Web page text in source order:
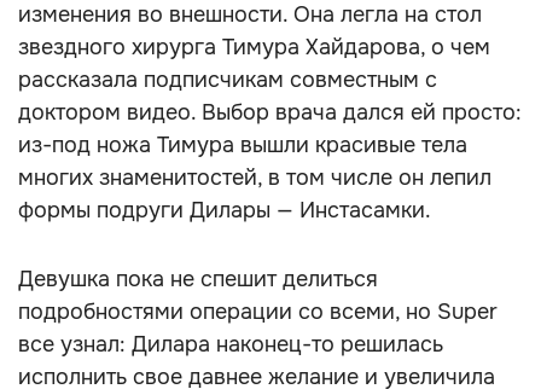
изменения во внешности. Она легла на стол
звездного хирурга Тимура Хайдарова, о чем
рассказала подписчикам совместным с
доктором видео. Выбор врача дался ей просто:
из-под ножа Тимура вышли красивые тела
многих знаменитостей, в том числе он лепил
формы подруги Дилары — Инстасамки.
Девушка пока не спешит делиться
подробностями операции со всеми, но Super
все узнал: Дилара наконец-то решилась
исполнить свое давнее желание и увеличила